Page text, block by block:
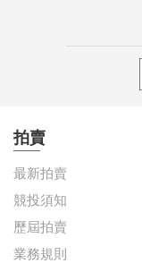
拍賣
最新拍賣
競投須知
歷屆拍賣
業務規則